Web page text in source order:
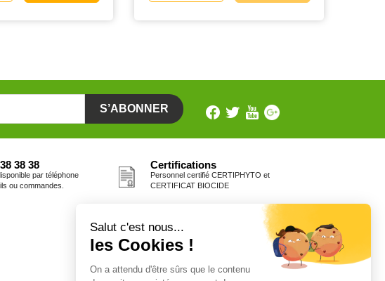
38 38
par téléphone
ou commandes.
Certifications
Personnel certifié CERTIPHYTO et
CERTIFICAT BIOCIDE